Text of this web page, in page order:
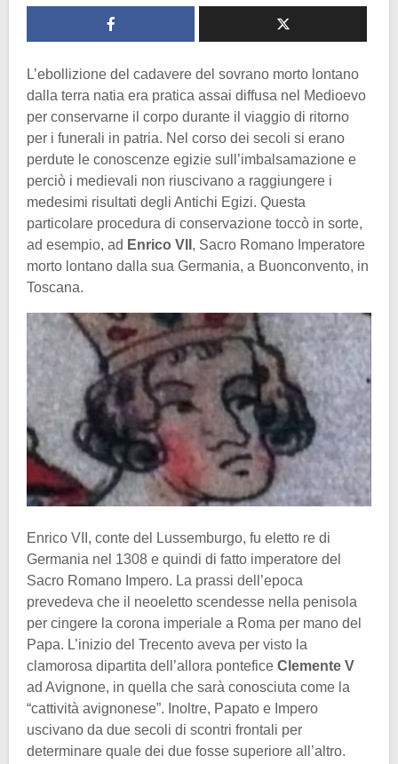
L’ebollizione del cadavere del sovrano morto lontano
dalla terra natia era pratica assai diffusa nel Medioevo
per conservarne il corpo durante il viaggio di ritorno
per i funerali in patria. Nel corso dei secoli si erano
perdute le conoscenze egizie sull’imbalsamazione e
perciò i medievali non riuscivano a raggiungere i
medesimi risultati degli Antichi Egizi. Questa
particolare procedura di conservazione toccò in sorte,
ad esempio, ad Enrico VII , Sacro Romano Imperatore
morto lontano dalla sua Germania, a Buonconvento, in
Toscana.
Enrico VII, conte del Lussemburgo, fu eletto re di
Germania nel 1308 e quindi di fatto imperatore del
Sacro Romano Impero. La prassi dell’epoca
prevedeva che il neoeletto scendesse nella penisola
per cingere la corona imperiale a Roma per mano del
Papa. L’inizio del Trecento aveva per visto la
clamorosa dipartita dell’allora pontefice Clemente V
ad Avignone, in quella che sarà conosciuta come la
“cattività avignonese”. Inoltre, Papato e Impero
uscivano da due secoli di scontri frontali per
determinare quale dei due fosse superiore all’altro.